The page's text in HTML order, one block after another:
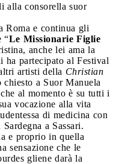
alla consorella suor
Roma e continua gli
“Le Missionarie Figlie
anche lei ama la
ha partecipato al Festival
artisti della Christian
a Suor Manuela
al momento è su tutti i
vocazione alla vita
di medicina con
a Sassari.
e proprio in quella
sensazione che le
gliene darà la